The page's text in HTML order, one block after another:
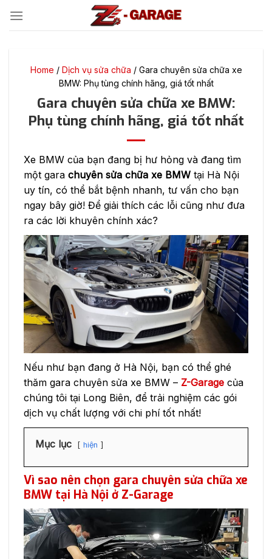
qua
Home / Dịch vụ sửa chữa / Gara chuyên sửa chữa xe
BMW: Phụ tùng chính hãng, giá tốt nhất
Gara chuyên sửa chữa xe BMW:
Phụ tùng chính hãng, giá tốt nhất
Xe BMW của bạn đang bị hư hỏng và đang tìm
một gara chuyên sửa chữa xe BMW tại Hà Nội
uy tín, có thể bắt bệnh nhanh, tư vấn cho bạn
ngay bây giờ! Để giải thích các lỗi cũng như đưa
ra các lời khuyên chính xác?
Nếu như bạn đang ở Hà Nội, bạn có thể ghé
thăm gara chuyên sửa xe BMW – Z-Garage của
chúng tôi tại Long Biên, để trải nghiệm các gói
dịch vụ chất lượng với chi phí tốt nhất!
Mục lục hiện
Vì sao nên chọn gara chuyên sửa chữa xe
BMW tại Hà Nội ở Z-Garage